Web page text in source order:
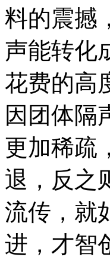
料的震撼
声能转化
花费的高
因团体隔
更加稀疏
退，反之
流传，就
进，才智